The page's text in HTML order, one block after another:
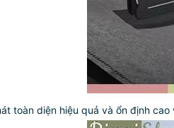
toàn diện hiệu quả và ổn định